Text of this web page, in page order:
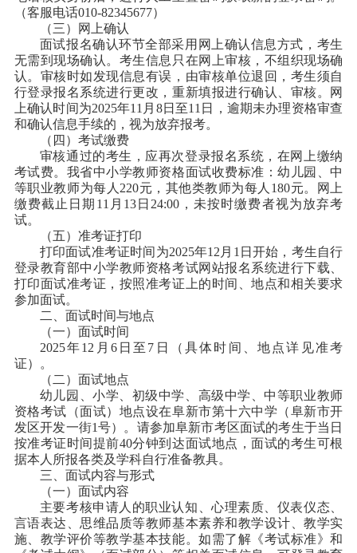
（客服电话010-82345677）
（三）网上确认
面试报名确认环节全部采用网上确认信息方式，考生
无需到现场确认。考生信息只在网上审核，不组织现场确
认。审核时如发现信息有误，由审核单位退回，考生须自
行登录报名系统进行更改，重新填报进行确认、审核。网
上确认时间为2025年11月8日至11日，逾期未办理资格审查
和确认信息手续的，视为放弃报考。
（四）考试缴费
审核通过的考生，应再次登录报名系统，在网上缴纳
考试费。我省中小学教师资格面试收费标准：幼儿园、中
等职业教师为每人220元，其他类教师为每人180元。网上
缴费截止日期11月13日24:00，未按时缴费者视为放弃考
试。
（五）准考证打印
打印面试准考证时间为2025年12月1日开始，考生自行
登录教育部中小学教师资格考试网站报名系统进行下载、
打印面试准考证，按照准考证上的时间、地点和相关要求
参加面试。
二、面试时间与地点
（一）面试时间
2025年12月6日至7日（具体时间、地点详见准考
证）。
（二）面试地点
幼儿园、小学、初级中学、高级中学、中等职业教师
资格考试（面试）地点设在阜新市第十六中学（阜新市开
发区开发一街1号）。请参加阜新市考区面试的考生于当日
按准考证时间提前40分钟到达面试地点，面试的考生可根
据本人所报各类及学科自行准备教具。
三、面试内容与形式
（一）面试内容
主要考核申请人的职业认知、心理素质、仪表仪态、
言语表达、思维品质等教师基本素养和教学设计、教学实
施、教学评价等教学基本技能。如需了解《考试标准》和